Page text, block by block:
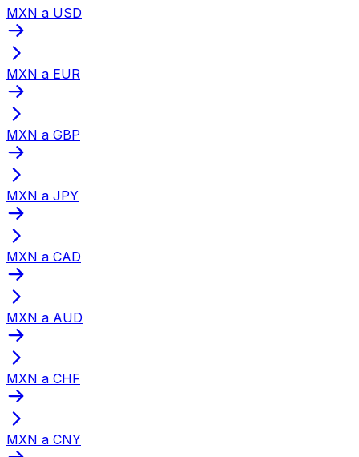
MXN a USD
MXN a EUR
MXN a GBP
MXN a JPY
MXN a CAD
MXN a AUD
MXN a CHF
MXN a CNY